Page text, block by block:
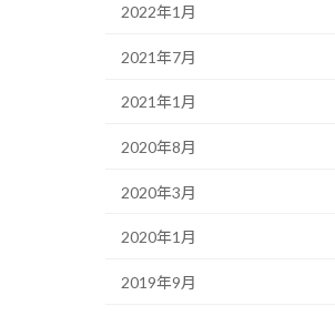
2022年1月
2021年7月
2021年1月
2020年8月
2020年3月
2020年1月
2019年9月